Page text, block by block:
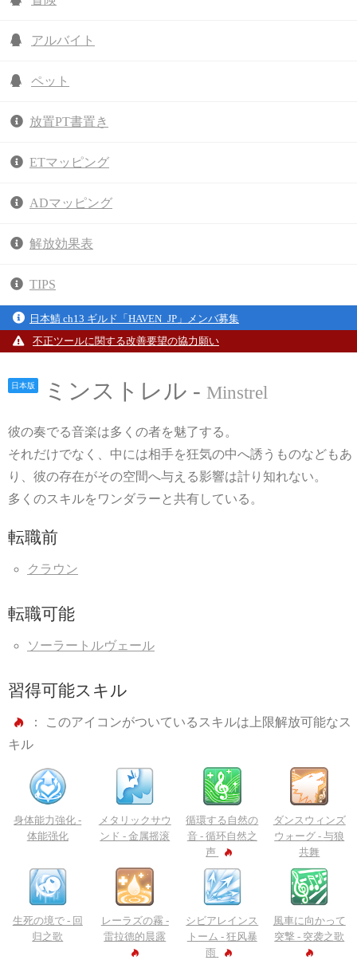
アルバイト
ペット
放置PT書置き
ETマッピング
ADマッピング
解放効果表
TIPS
日本鯖 ch13 ギルド「HAVEN_JP」メンバ募集
不正ツールに関する改善要望の協力願い
日本版 ミンストレル - Minstrel
彼の奏でる音楽は多くの者を魅了する。
それだけでなく、中には相手を狂気の中へ誘うものなどもあ
り、彼の存在がその空間へ与える影響は計り知れない。
多くのスキルをワンダラーと共有している。
転職前
クラウン
転職可能
ソーラートルヴェール
習得可能スキル
： このアイコンがついているスキルは上限解放可能なス
キル
身体能力強化 -
体能强化
メタリックサウ
ンド -金属摇滚
循環する自然の
音 - 循环自然之
声
ダンスウィンズ
ウォーグ -与狼
共舞
生死の境で - 回
归之歌
レーラズの霧 -
雷拉德的晨露
シビアレインス
トーム - 狂风暴
雨
風車に向かって
突撃 - 突袭之歌